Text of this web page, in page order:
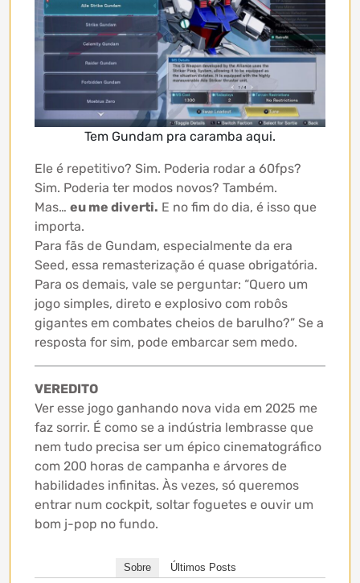
Tem Gundam pra caramba aqui.
Ele é repetitivo? Sim. Poderia rodar a 60fps?
Sim. Poderia ter modos novos? Também.
Mas… eu me diverti. E no fim do dia, é isso que
importa.
Para fãs de Gundam, especialmente da era
Seed, essa remasterização é quase obrigatória.
Para os demais, vale se perguntar: “Quero um
jogo simples, direto e explosivo com robôs
gigantes em combates cheios de barulho?” Se a
resposta for sim, pode embarcar sem medo.
VEREDITO
Ver esse jogo ganhando nova vida em 2025 me
faz sorrir. É como se a indústria lembrasse que
nem tudo precisa ser um épico cinematográfico
com 200 horas de campanha e árvores de
habilidades infinitas. Às vezes, só queremos
entrar num cockpit, soltar foguetes e ouvir um
bom j-pop no fundo.
Sobre Últimos Posts